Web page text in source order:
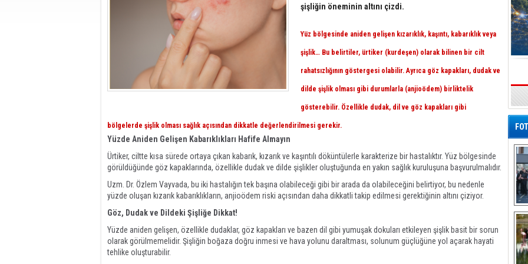
şişliğin öneminin altını çizdi.
Yüz bölgesinde aniden gelişen kızarıklık, kaşıntı, kabarıklık veya
şişlik… Bu belirtiler, ürtiker (kurdeşen) olarak bilinen bir cilt
rahatsızlığının göstergesi olabilir. Ayrıca göz kapakları, dudak ve
dilde şişlik olması gibi durumlarla (anjioödem) birliktelik
gösterebilir. Özellikle dudak, dil ve göz kapakları gibi
bölgelerde şişlik olması sağlık açısından dikkatle değerlendirilmesi gerekir.
Yüzde Aniden Gelişen Kabarıklıkları Hafife Almayın
Ürtiker, ciltte kısa sürede ortaya çıkan kabarık, kızarık ve kaşıntılı döküntülerle karakterize bir hastalıktır. Yüz bölgesinde
görüldüğünde göz kapaklarında, özellikle dudak ve dilde şişlikler oluştuğunda en yakın sağlık kuruluşuna başvurulmalıdır.
Uzm. Dr. Özlem Vayvada, bu iki hastalığın tek başına olabileceği gibi bir arada da olabileceğini belirtiyor, bu nedenle
yüzde oluşan kızarık kabarıklıkların, anjioödem riski açısından daha dikkatli takip edilmesi gerektiğinin altını çiziyor.
Göz, Dudak ve Dildeki Şişliğe Dikkat!
Yüzde aniden gelişen, özellikle dudaklar, göz kapakları ve bazen dil gibi yumuşak dokuları etkileyen şişlik basit bir sorun
olarak görülmemelidir. Şişliğin boğaza doğru inmesi ve hava yolunu daraltması, solunum güçlüğüne yol açarak hayati
tehlike oluşturabilir.